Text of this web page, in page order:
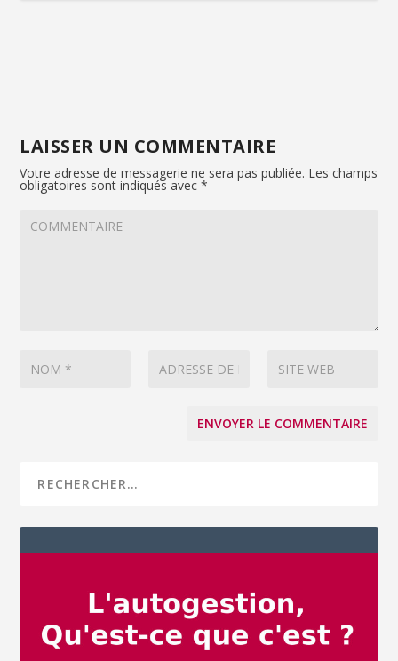
LAISSER UN COMMENTAIRE
Votre adresse de messagerie ne sera pas publiée. Les champs
obligatoires sont indiqués avec*